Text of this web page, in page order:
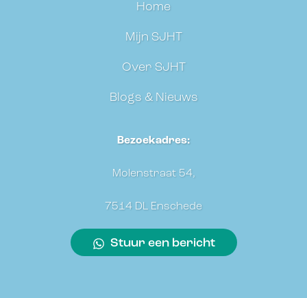
Home
Mijn SJHT
Over SJHT
Blogs & Nieuws
Bezoekadres:
Molenstraat 54,
7514 DL Enschede
Stuur een bericht